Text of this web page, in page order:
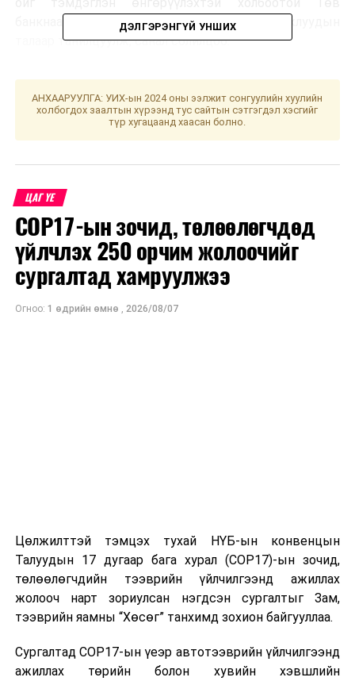
банкнаас хэрэгжүүлэхээр төлөвлөж буй ажлуудын
талаар танилцуулж, санал солилцоо.
Монголбанкны Ерөнхийлөгч Б.Лхагвасүрэнгийн
санаачилгаар Монголбанкны Ерөнхийлөгч нарын клуб
үүсгэн байгуулагдсан бөгөөд үе үеийн Ерөнхийлөгч
ДЭЛГЭРЭНГҮЙ УНШИХ
АНХААРУУЛГА: УИХ-ын 2024 оны ээлжит сонгуулийн хуулийн
холбогдох заалтын хүрээнд тус сайтын сэтгэгдэл хэсгийг
түр хугацаанд хаасан болно.
ЦАГ ҮЕ
COP17-ын зочид, төлөөлөгчдөд
үйлчлэх 250 орчим жолоочийг
сургалтад хамруулжээ
Огноо: 1 өдрийн өмнө , 2026/08/07
Цөлжилттэй тэмцэх тухай НҮБ-ын конвенцын
Талуудын 17 дугаар бага хурал (COP17)-ын зочид,
төлөөлөгчдийн тээврийн үйлчилгээнд ажиллах
жолооч нарт зориулсан нэгдсэн сургалтыг Зам,
тээврийн яамны “Хөсөг” танхимд зохион байгууллаа.
Сургалтад COP17-ын үеэр автотээврийн үйлчилгээнд
ажиллах төрийн болон хувийн хэвшлийн